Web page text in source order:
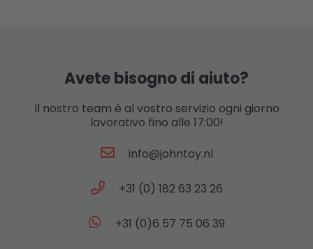
Avete bisogno di aiuto?
Il nostro team è al vostro servizio ogni giorno
lavorativo fino alle 17:00!
info@johntoy.nl
+31 (0) 182 63 23 26
+31 (0)6 57 75 06 39